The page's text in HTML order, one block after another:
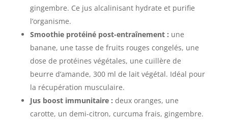
gingembre. Ce jus alcalinisant hydrate et purifie
l’organisme.
Smoothie protéiné post-entraînement : une
banane, une tasse de fruits rouges congelés, une
dose de protéines végétales, une cuillère de
beurre d’amande, 300 ml de lait végétal. Idéal pour
la récupération musculaire.
Jus boost immunitaire : deux oranges, une
carotte, un demi-citron, curcuma frais, gingembre.